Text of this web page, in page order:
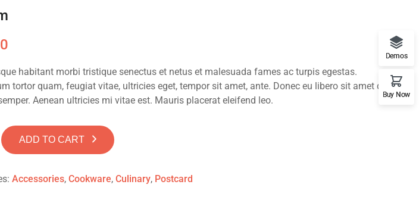
habitant morbi tristique senectus et netus et malesuada fames ac turpis egestas.
tortor quam, feugiat vitae, ultricies eget, tempor sit amet, ante. Donec eu libero sit amet quam
Aenean ultricies mi vitae est. Mauris placerat eleifend leo.
ADD TO CART
Accessories, Cookware, Culinary, Postcard
Demos
Buy Now